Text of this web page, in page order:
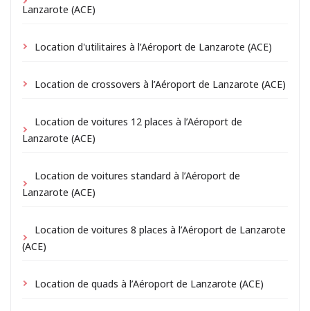
Lanzarote (ACE)
Location d'utilitaires à l’Aéroport de Lanzarote (ACE)
Location de crossovers à l’Aéroport de Lanzarote (ACE)
Location de voitures 12 places à l’Aéroport de
Lanzarote (ACE)
Location de voitures standard à l’Aéroport de
Lanzarote (ACE)
Location de voitures 8 places à l’Aéroport de Lanzarote
(ACE)
Location de quads à l’Aéroport de Lanzarote (ACE)